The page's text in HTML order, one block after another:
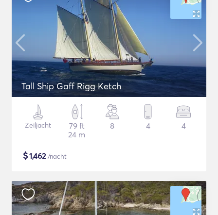
Tall Ship Gaff Rigg Ketch
Zeiljacht
79 ft
24 m
8 4 4
$1,462/nacht